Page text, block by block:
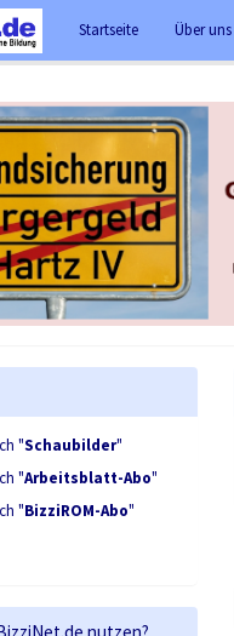
Startseite Über uns
"Schaubilder"
"Arbeitsblatt-Abo"
"BizziROM-Abo"
nutzen?